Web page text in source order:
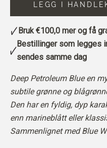
LEGG I
Bruk€100,0 mer og få
Bestillinger som legges
sendes samme dag
Deep Petroleum Blue en
subtile grønne og
Den har en fyldig, dyp
enn marineblått eller
Sammenlignet med Blue